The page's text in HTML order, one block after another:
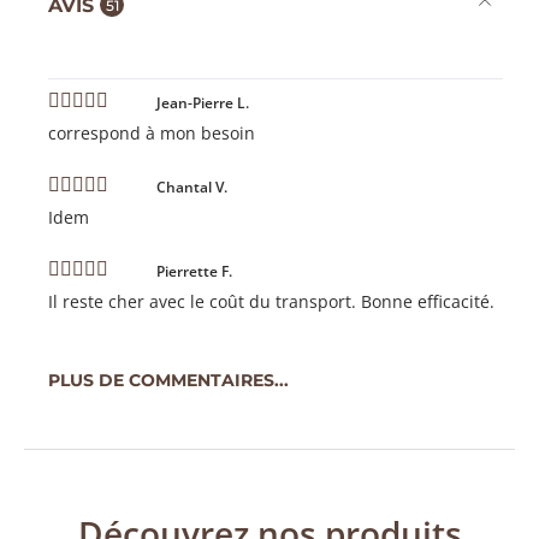
AVIS 51
Jean-Pierre L.
correspond à mon besoin
Chantal V.
Idem
Pierrette F.
Il reste cher avec le coût du transport. Bonne efficacité.
PLUS DE COMMENTAIRES...